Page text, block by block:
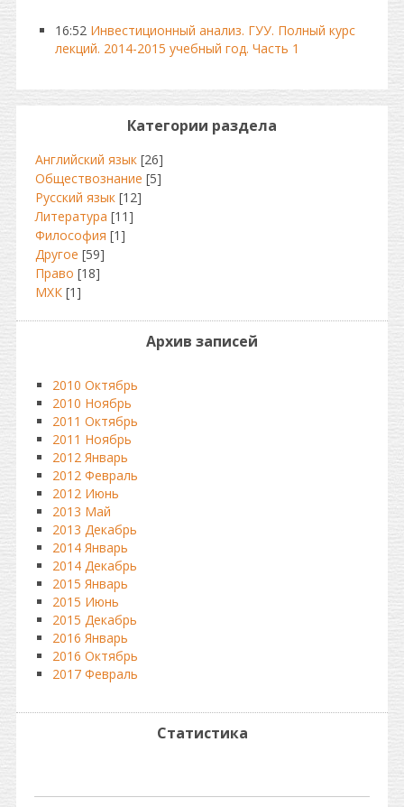
16:52 Инвестиционный анализ. ГУУ. Полный курс
лекций. 2014-2015 учебный год. Часть 1
Категории раздела
Английский язык [26]
Обществознание [5]
Русский язык [12]
Литература [11]
Философия [1]
Другое [59]
Право [18]
МХК [1]
Архив записей
2010 Октябрь
2010 Ноябрь
2011 Октябрь
2011 Ноябрь
2012 Январь
2012 Февраль
2012 Июнь
2013 Май
2013 Декабрь
2014 Январь
2014 Декабрь
2015 Январь
2015 Июнь
2015 Декабрь
2016 Январь
2016 Октябрь
2017 Февраль
Статистика